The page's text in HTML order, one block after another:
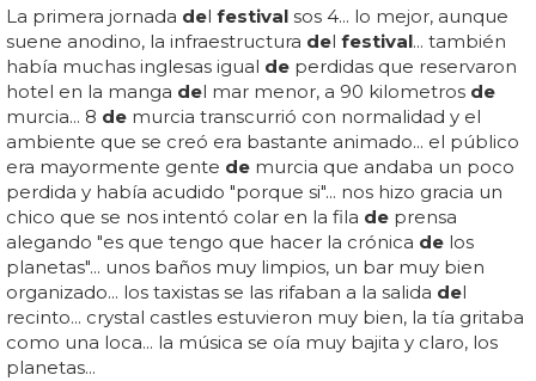
La primera jornada del festival sos 4... lo mejor, aunque
suene anodino, la infraestructura del festival... también
había muchas inglesas igual de perdidas que reservaron
hotel en la manga del mar menor, a 90 kilometros de
murcia... 8 de murcia transcurrió con normalidad y el
ambiente que se creó era bastante animado... el público
era mayormente gente de murcia que andaba un poco
perdida y había acudido "porque si"... nos hizo gracia un
chico que se nos intentó colar en la fila de prensa
alegando "es que tengo que hacer la crónica de los
planetas"... unos baños muy limpios, un bar muy bien
organizado... los taxistas se las rifaban a la salida del
recinto... crystal castles estuvieron muy bien, la tía gritaba
como una loca... la música se oía muy bajita y claro, los
planetas...